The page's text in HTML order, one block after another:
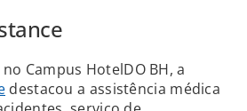
Campus HotelDO BH, a
destacou a assistência médica